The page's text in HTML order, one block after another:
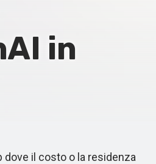
in
il costo o la residenza